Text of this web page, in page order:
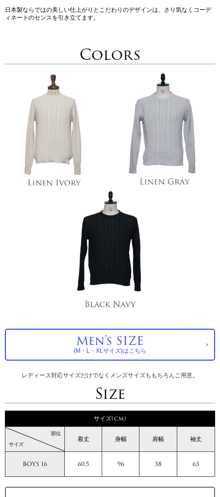
日本製ならではの美しい仕上がりとこだわりのデザインは、さり気なくコーデ
ィネートのセンスを引き立てます。
Colors
Men's SIZE
(M・L・XLサイズ)はこちら
レディース対応サイズだけでなくメンズサイズももちろんご用意。
Size
サイズ(cm)
サイズ
部位
着丈 身幅 肩幅 袖丈
BOYS 16 60.5 96 38 63